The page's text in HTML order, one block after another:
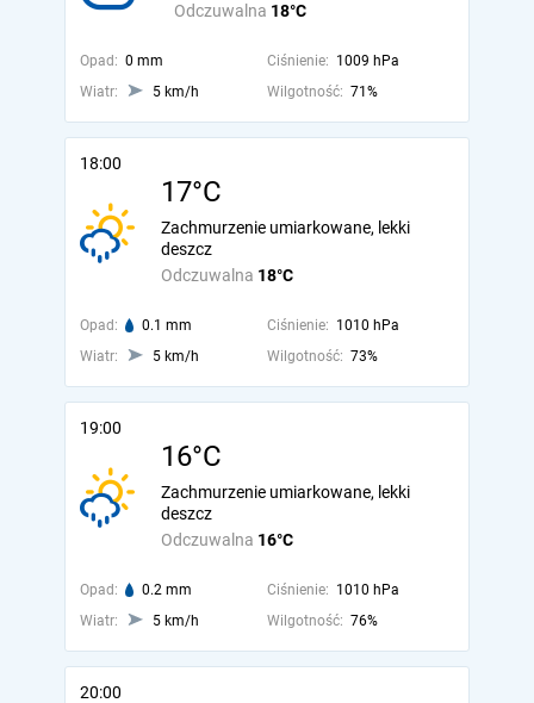
Odczuwalna 18°C
Opad: 0 mm Ciśnienie: 1009 hPa
Wiatr:
5 km/h Wilgotność: 71%
18:00
17°C
Odczuwalna 18°C
Zachmurzenie umiarkowane, lekki
deszcz
Opad: 0.1 mm Ciśnienie: 1010 hPa
Wiatr:
5 km/h Wilgotność: 73%
19:00
16°C
Odczuwalna 16°C
Zachmurzenie umiarkowane, lekki
deszcz
Opad: 0.2 mm Ciśnienie: 1010 hPa
Wiatr:
5 km/h Wilgotność: 76%
20:00